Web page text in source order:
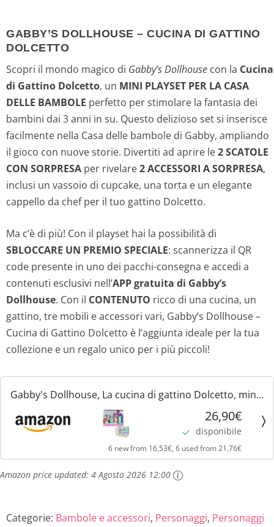
GABBY’S DOLLHOUSE – CUCINA DI GATTINO
DOLCETTO
Scopri il mondo magico di Gabby’s Dollhouse con la Cucina
di Gattino Dolcetto, un MINI PLAYSET PER LA CASA
DELLE BAMBOLE perfetto per stimolare la fantasia dei
bambini dai 3 anni in su. Questo delizioso set si inserisce
facilmente nella Casa delle bambole di Gabby, ampliando
il gioco con nuove storie. Divertiti ad aprire le2 SCATOLE
CON SORPRESA per rivelare2 ACCESSORI A SORPRESA,
inclusi un vassoio di cupcake, una torta e un elegante
cappello da chef per il tuo gattino Dolcetto.
Ma c’è di più! Con il playset hai la possibilità di
SBLOCCARE UN PREMIO SPECIALE: scannerizza il QR
code presente in uno dei pacchi-consegna e accedi a
contenuti esclusivi nell’APP gratuita di Gabby’s
Dollhouse. Con il CONTENUTO ricco di una cucina, un
gattino, tre mobili e accessori vari, Gabby’s Dollhouse –
Cucina di Gattino Dolcetto è l’aggiunta ideale per la tua
collezione e un regalo unico per i più piccoli!
Gabby's Dollhouse, La cucina di gattino Dolcetto, mini
playset stanze della casa, giochi per bambini dai 3 anni
in su
26,90€
disponibile
6 new from 16,53€, 6 used from 21,76€
Amazon price updated: 4 Agosto 2026 12:00
Categorie: Bambole e accessori, Personaggi, Personaggi